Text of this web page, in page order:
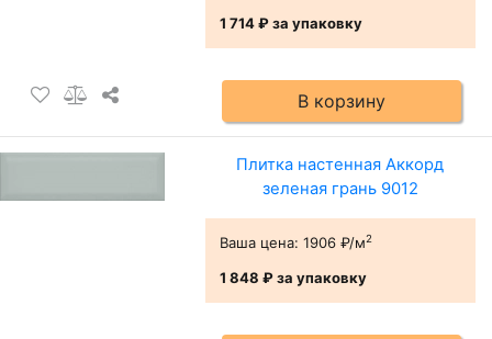
1 714 ₽за упаковку
В корзину
Плитка настенная Аккорд
зеленая грань 9012
Ваша цена: 1906 ₽/м2
1 848 ₽за упаковку